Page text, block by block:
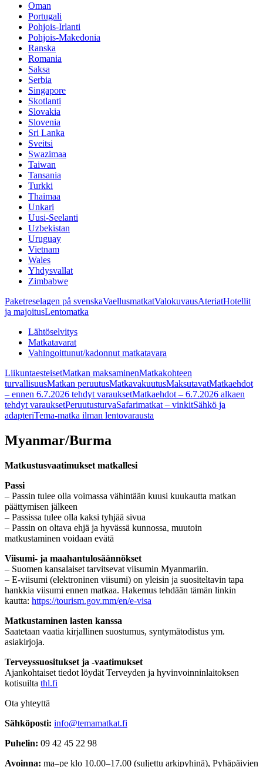
Oman
Portugali
Pohjois-Irlanti
Pohjois-Makedonia
Ranska
Romania
Saksa
Serbia
Singapore
Skotlanti
Slovakia
Slovenia
Sri Lanka
Sveitsi
Swazimaa
Taiwan
Tansania
Turkki
Thaimaa
Unkari
Uusi-Seelanti
Uzbekistan
Uruguay
Vietnam
Wales
Yhdysvallat
Zimbabwe
Paketreselagen på svenskaVaellusmatkatValokuvausAteriatHotellit
ja majoitusLentomatka
Lähtöselvitys
Matkatavarat
Vahingoittunut/kadonnut matkatavara
LiikuntaesteisetMatkan maksaminenMatkakohteen
turvallisuusMatkan peruutusMatkavakuutusMaksutavatMatkaehdot
– ennen 6.7.2026 tehdyt varauksetMatkaehdot – 6.7.2026 alkaen
tehdyt varauksetPeruutusturvaSafarimatkat – vinkitSähkö ja
adapteriTema-matka ilman lentovarausta
Myanmar/Burma
Matkustusvaatimukset matkallesi
Passi
– Passin tulee olla voimassa vähintään kuusi kuukautta matkan
päättymisen jälkeen
– Passissa tulee olla kaksi tyhjää sivua
– Passin on oltava ehjä ja hyvässä kunnossa, muutoin
matkustaminen voidaan evätä
Viisumi- ja maahantulosäännökset
– Suomen kansalaiset tarvitsevat viisumin Myanmariin.
– E‑viisumi (elektroninen viisumi) on yleisin ja suositeltavin tapa
hankkia viisumi ennen matkaa. Hakemus tehdään tämän linkin
kautta: https://tourism.gov.mm/en/e-visa
Matkustaminen lasten kanssa
Saatetaan vaatia kirjallinen suostumus, syntymätodistus ym.
asiakirjoja.
Terveyssuositukset ja -vaatimukset
Ajankohtaiset tiedot löydät Terveyden ja hyvinvoinninlaitoksen
kotisuilta thl.fi
Ota yhteyttä
Sähköposti: info@temamatkat.fi
Puhelin: 09 42 45 22 98
Avoinna: ma–pe klo 10.00–17.00 (suljettu arkipyhinä), Pyhäpäivien